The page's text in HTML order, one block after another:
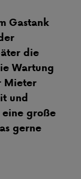
Gastank
die
Wartung
Mieter
und
große
gerne